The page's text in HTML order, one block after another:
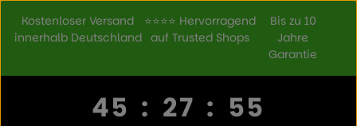
Zum Hauptinhalt springen
Kostenloser Versand
innerhalb Deutschland
⭐⭐⭐⭐ Hervorragend
auf Trusted Shops
Bis zu 10
Jahre
Garantie
45 : 27 : 55